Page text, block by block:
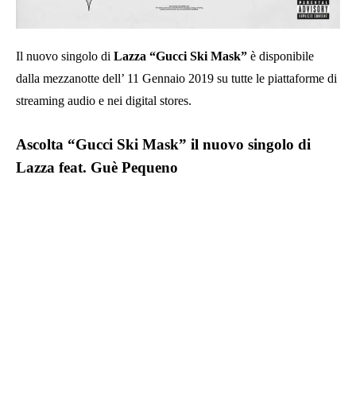
Il nuovo singolo di Lazza “Gucci Ski Mask” è disponibile
dalla mezzanotte dell’ 11 Gennaio 2019 su tutte le piattaforme di
streaming audio e nei digital stores.
Ascolta “Gucci Ski Mask” il nuovo singolo di
Lazza feat. Guè Pequeno